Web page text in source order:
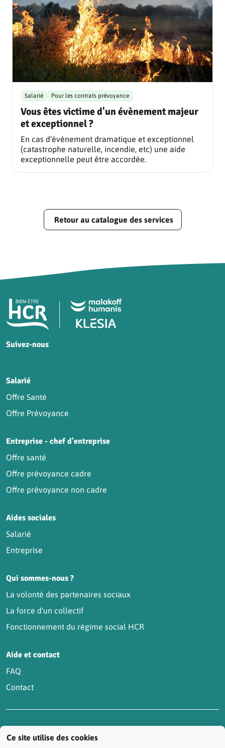
Ce site utilise des cookies
Vous êtes victime d'un évènement majeur
et exceptionnel ?
Salarié Pour les contrats prévoyance
En cas d’événement dramatique et exceptionnel
(catastrophe naturelle, incendie, etc) une aide
exceptionnelle peut être accordée.
Retour au catalogue des services
Pied de page HCR Bien-Être
Suivez-nous
Salarié
Offre Santé
Offre Prévoyance
Entreprise - chef d'entreprise
Offre santé
Offre prévoyance cadre
Offre prévoyance non cadre
Aides sociales
Salarié
Entreprise
Qui sommes-nous ?
La volonté des partenaires sociaux
La force d'un collectif
Fonctionnement du régime social HCR
Aide et contact
FAQ
Contact